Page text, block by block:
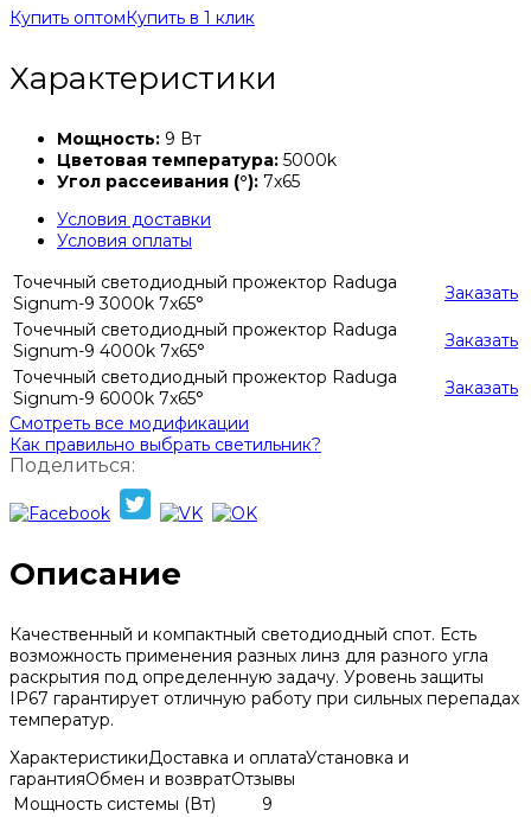
Купить оптом Купить в 1 клик
Характеристики
Мощность: 9 Вт
Цветовая температура: 5000k
Угол рассеивания (°): 7x65
Условия доставки
Условия оплаты
Точечный светодиодный прожектор Raduga
Signum-9 3000k 7x65°
Заказать
Точечный светодиодный прожектор Raduga
Signum-9 4000k 7x65°
Заказать
Точечный светодиодный прожектор Raduga
Signum-9 6000k 7x65°
Заказать
Смотреть все модификации
Как правильно выбрать светильник?
Поделиться:
Описание
Качественный и компактный светодиодный спот. Есть
возможность применения разных линз для разного угла
раскрытия под определенную задачу. Уровень защиты
IP67 гарантирует отличную работу при сильных перепадах
температур.
ХарактеристикиДоставка и оплатаУстановка и
гарантияОбмен и возвратОтзывы
Мощность системы (Вт)
9